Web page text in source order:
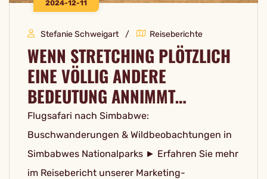
2024-12-11
Stefanie Schweigart Reiseberichte
WENN STRETCHING PLÖTZLICH
EINE VÖLLIG ANDERE
BEDEUTUNG ANNIMMT…
Flugsafari nach Simbabwe:
Buschwanderungen & Wildbeobachtungen in
Simbabwes Nationalparks ► Erfahren Sie mehr
im Reisebericht unserer Marketing-